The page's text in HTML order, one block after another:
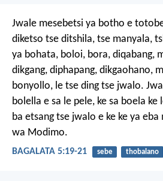
Jwale mesebetsi ya botho e
diketso tse ditshila, tse manyala,
ya bohata, boloi, bora, diqabang,
dikgang, diphapang, dikgaohano,
bonyollo, le tse ding tse jwalo.
bolella e sa le pele, ke sa boela
ba etsang tse jwalo e ke ke ya
wa Modimo.
BAGALATA 5:19-21 sebe thobalano